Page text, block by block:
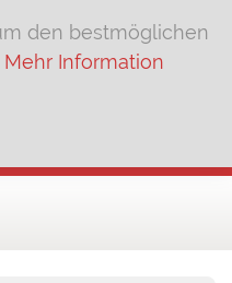
den bestmöglichen
Mehr Information